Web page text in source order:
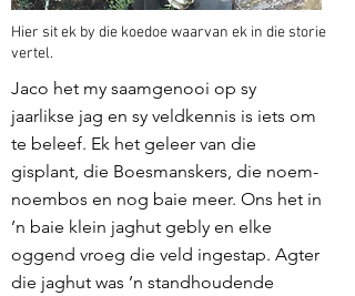
Hier sit ek by die koedoe waarvan ek in die storie
vertel.
Jaco het my saamgenooi op sy
jaarlikse jag en sy veldkennis is iets om
te beleef. Ek het geleer van die
gisplant, die Boesmanskers, die noem-
noembos en nog baie meer. Ons het in
’n baie klein jaghut gebly en elke
oggend vroeg die veld ingestap. Agter
die jaghut was ’n standhoudende